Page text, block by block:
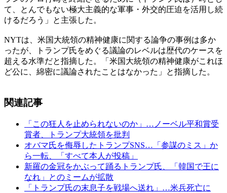
て、とんでもない極大主義的な軍事・外交的圧迫を活用し続
けるだろう」と主張した。
NYTは、米国大統領の精神健康に関する論争の事例は多か
ったが、トランプ氏をめぐる議論のレベルは歴代のケースを
超える水準だと指摘した。「米国大統領の精神健康がこれほ
ど公に、綿密に議論されたことはなかった」と指摘した。
関連記事
「この狂人を止められないのか」…ノーベル平和賞受
賞者、トランプ大統領を批判
オバマ氏を侮辱したトランプSNS…「参謀のミス」か
ら一転、「すべて本人が投稿」
新羅の金冠をかぶって踊るトランプ氏、「韓国で王に
なれ」とのミームが拡散
「トランプ氏の末息子を戦場へ送れ」…米兵死亡に